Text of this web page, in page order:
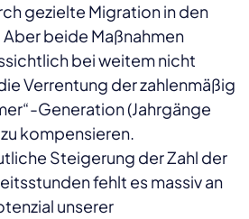
gezielte Migration in den
beide Maßnahmen
bei weitem nicht
Verrentung der zahlenmäßig
Generation (Jahrgänge
kompensieren.
Steigerung der Zahl der
fehlt es massiv an
unserer